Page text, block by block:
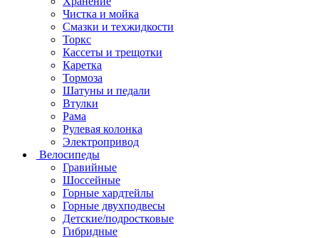
Чистка и мойка
Смазки и техжидкости
Торкс
Кассеты и трещотки
Каретка
Тормоза
Шатуны и педали
Втулки
Рама
Рулевая колонка
Электропривод
Велосипеды
Гравийные
Шоссейные
Горные хардтейлы
Горные двухподвесы
Детские/подростковые
Гибридные